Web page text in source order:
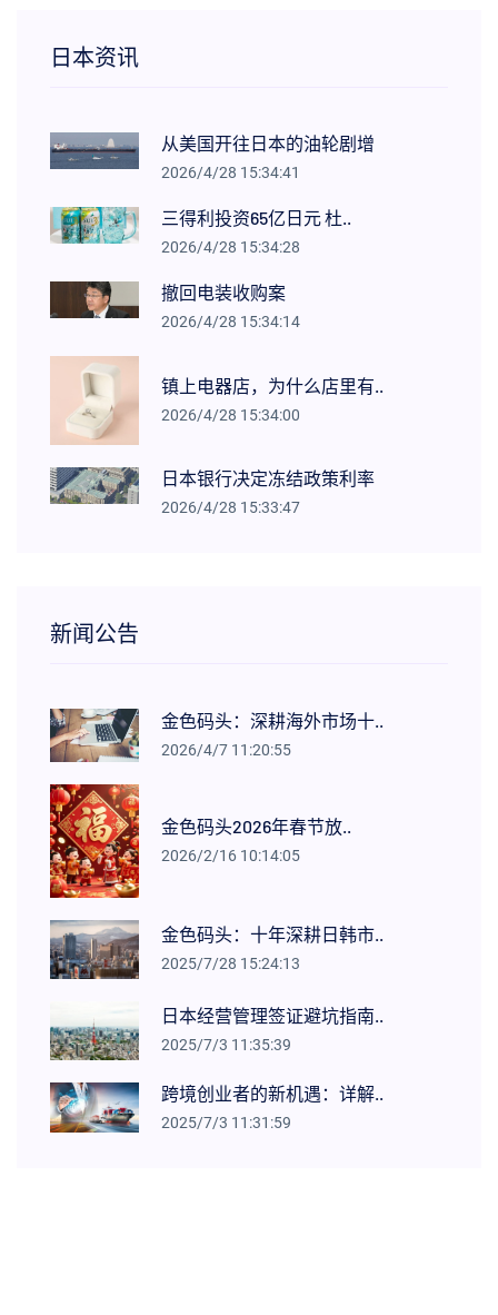
日本资讯
从美国开往日本的油轮剧增
2026/4/28 15:34:41
三得利投资65亿日元 杜..
2026/4/28 15:34:28
撤回电装收购案
2026/4/28 15:34:14
镇上电器店，为什么店里有..
2026/4/28 15:34:00
日本银行决定冻结政策利率
2026/4/28 15:33:47
新闻公告
金色码头：深耕海外市场十..
2026/4/7 11:20:55
金色码头2026年春节放..
2026/2/16 10:14:05
金色码头：十年深耕日韩市..
2025/7/28 15:24:13
日本经营管理签证避坑指南..
2025/7/3 11:35:39
跨境创业者的新机遇：详解..
2025/7/3 11:31:59